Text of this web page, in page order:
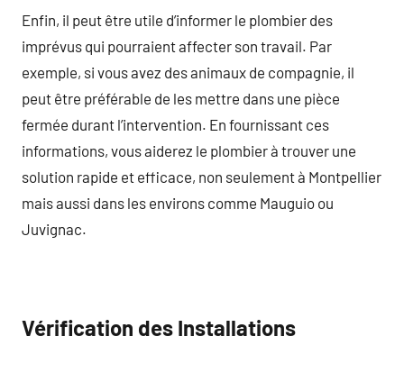
Enfin, il peut être utile d’informer le plombier des
imprévus qui pourraient affecter son travail. Par
exemple, si vous avez des animaux de compagnie, il
peut être préférable de les mettre dans une pièce
fermée durant l’intervention. En fournissant ces
informations, vous aiderez le plombier à trouver une
solution rapide et efficace, non seulement à Montpellier
mais aussi dans les environs comme Mauguio ou
Juvignac.
Vérification des Installations